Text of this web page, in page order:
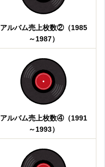
アルバム売上枚数②（1985
～1987）
アルバム売上枚数④（1991
～1993）